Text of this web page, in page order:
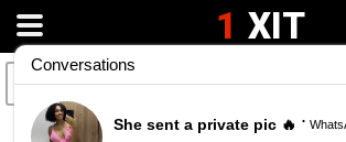
1 XIT
Черные чулки онлайн